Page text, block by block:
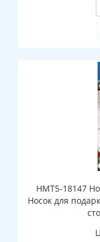
НМТ5-18147
Носок для